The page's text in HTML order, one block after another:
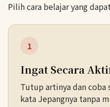
Pilih cara belajar yang
1
Ingat Secara
Tutup artinya dan coba
kata Jepangnya tanpa